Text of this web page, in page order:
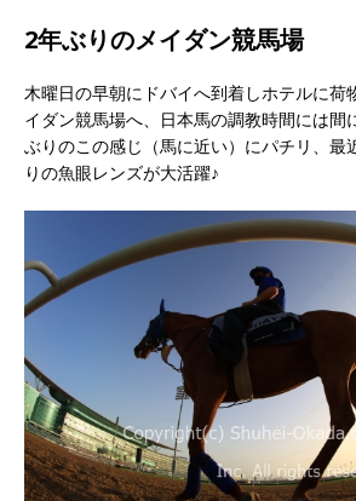
2年ぶりのメイダン競馬場
木曜日の早朝にドバイへ到着しホテルに荷
イダン競馬場へ、日本馬の調教時間には間
ぶりのこの感じ（馬に近い）にパチリ、最
りの魚眼レンズが大活躍♪